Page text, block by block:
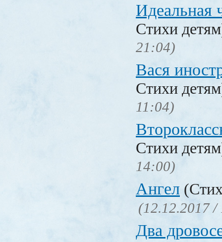
Идеальная
Стихи
21:04)
Вася
Стихи
11:04)
Стихи
14:00)
Ангел
(12.12.2017 /
Два